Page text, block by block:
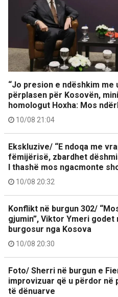
“Jo presion e ndëshkim me
përplasen për Kosovën,
homologut Hoxha: Mos
10/08 21:04
Ekskluzive/ “E ndoqa me
fëmijërisë, zbardhet
I thashë mos ngacmonte
10/08 20:32
Konflikt në burgun 302/
gjumin”, Viktor Ymeri godet
burgosur nga Kosova
10/08 20:30
Foto/ Sherri në burgun e
improvizuar që u përdor në
të dënuarve